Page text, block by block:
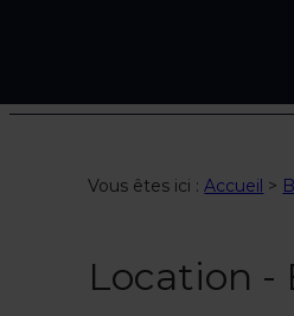
Vous êtes ici :Accueil >
Location -